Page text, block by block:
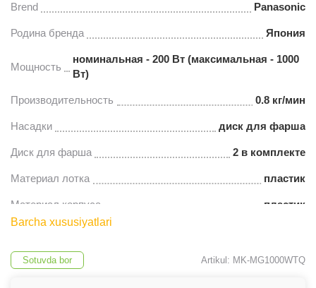
Brend Panasonic
Родина бренда Япония
Мощность
номинальная - 200 Вт (максимальная - 1000
Вт)
Производительность 0.8 кг/мин
Насадки диск для фарша
Диск для фарша 2 в комплекте
Материал лотка пластик
Материал корпуса
пластик
Barcha xususiyatlari
Sotuvda bor Artikul: MK-MG1000WTQ